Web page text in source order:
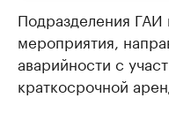
Подразделения
мероприятия,
аварийности с
краткосрочной